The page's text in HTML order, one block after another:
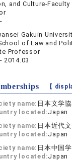
and Culture-Faculty
Gakuin
of Law and
Professor
2014.03
【
name: 日本文学
located:Japan
name: 日本近代
located:Japan
name: 日本中国
located:Japan